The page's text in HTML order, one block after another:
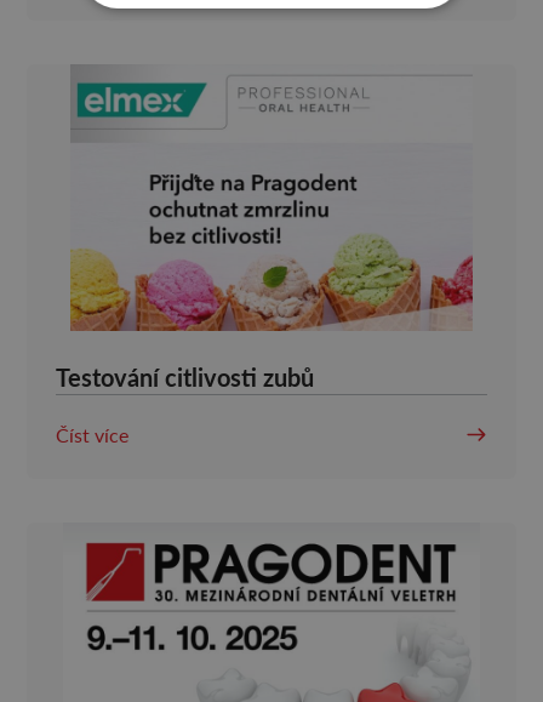
Testování citlivosti zubů
Číst více